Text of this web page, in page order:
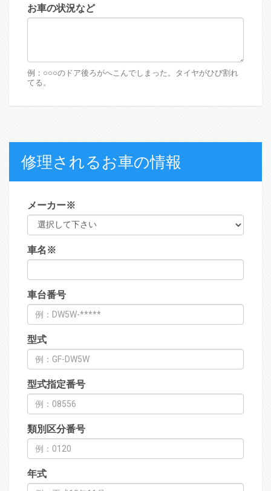
お車の状況など
例：○○○のドア後ろがへこんでしまった。タイヤがひび割れ
てる。
修理されるお車の情報
メーカー※
車名 ※
車台番号
型式
型式指定番号
類別区分番号
年式